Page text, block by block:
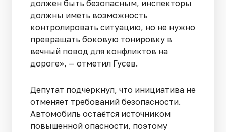
должен быть безопасным, инспекторы
должны иметь возможность
контролировать ситуацию, но не нужно
превращать боковую тонировку в
вечный повод для конфликтов на
дороге», — отметил Гусев.
Депутат подчеркнул, что инициатива не
отменяет требований безопасности.
Автомобиль остаётся источником
повышенной опасности, поэтому